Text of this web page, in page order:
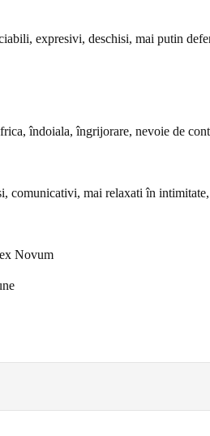
expresivi, deschisi, mai putin
îndoiala, îngrijorare, nevoie de
comunicativi, mai relaxati în
Novum